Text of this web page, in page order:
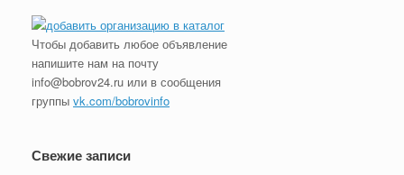
Чтобы добавить любое объявление
напишите нам на почту
info@bobrov24.ru или в сообщения
группы vk.com/bobrovinfo
Свежие записи